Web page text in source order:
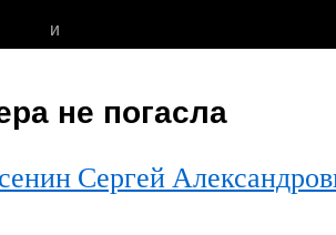
и
не погасла
Сергей